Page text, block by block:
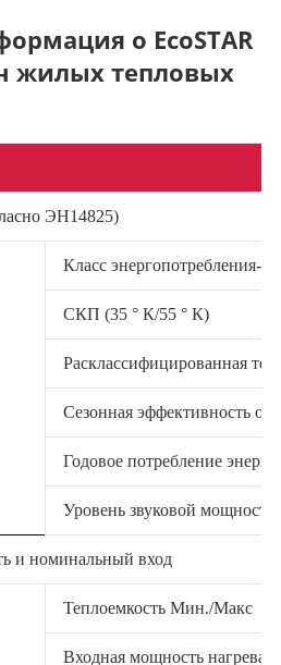
о EcoSTAR
жилых тепловых
ЭН14825)
Класс энергопотребления-
СКП (35 ° К/55 ° К)
Расклассифицированная
Сезонная эффективность
Годовое потребление
Уровень звуковой
и номинальный вход
Теплоемкость Мин./Макс
Входная мощность нагрева